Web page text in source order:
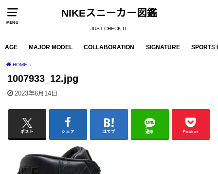
MENU
NIKEスニーカー図鑑
JUST CHECK IT.
AGE MAJOR MODEL COLLABORATION SIGNATURE SPORTS
HOME
1007933_12.jpg
2023年6月14日
ポスト シェア はてブ 送る Pocket